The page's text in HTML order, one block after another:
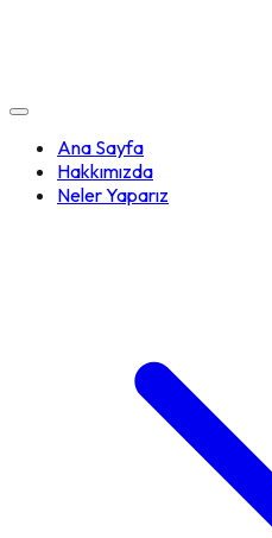
Ana Sayfa
Hakkımızda
Neler Yaparız